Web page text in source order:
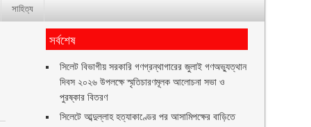
সাহিত্য
সর্বশেষ
সিলেট বিভাগীয় সরকারি গণগ্রন্থাগারের জুলাই গণঅভ্যুত্থান
দিবস ২০২৬ উপলক্ষে স্মৃতিচারণমূলক আলোচনা সভা ও
পুরষ্কার বিতরণ ‎ ‎
সিলেটে আব্দুল্লাহ হত্যাকাণ্ডের পর আসামিপক্ষের বাড়িতে